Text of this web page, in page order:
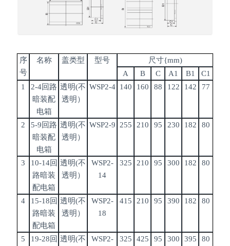
序
号
名称 盖类型 型号 尺寸{mm)
A
B C A1 B1
C1
1
2-4回路
暗装配
电箱
透明(不
透明）
WSP2-4 140 160 88 122 142 77
2 5-9回路
暗装配
电箱
透明(不
透明）
WSP2-9 255 210 95 230 182 80
3 10-14回
路暗装
配电箱
透明(不
透明）
WSP2-
14
325 210 95 300 182 80
4 15-18回
路暗装
配电箱
透明(不
透明）
WSP2-
18
415 210 95 390 182 80
5 19-28回 透明(不 WSP2- 325 425 95 300 395 80